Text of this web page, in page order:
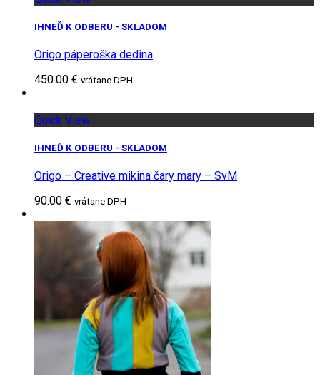
IHNEĎ K ODBERU - SKLADOM
Origo páperoška dedina
450.00 € vrátane DPH
Quick View
IHNEĎ K ODBERU - SKLADOM
Origo – Creative mikina čary mary – SvM
90.00 € vrátane DPH